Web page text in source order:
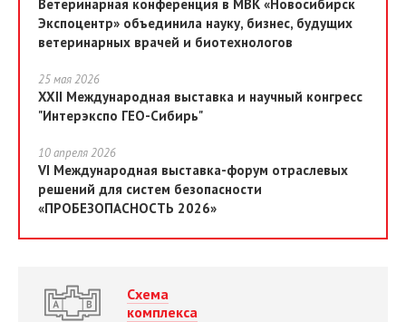
Ветеринарная конференция в МВК «Новосибирск
Экспоцентр» объединила науку, бизнес, будущих
ветеринарных врачей и биотехнологов
25 мая 2026
XXII Международная выставка и научный конгресс
"Интерэкспо ГЕО-Сибирь"
10 апреля 2026
VI Международная выставка-форум отраслевых
решений для систем безопасности
«ПРОБЕЗОПАСНОСТЬ 2026»
Схема
комплекса